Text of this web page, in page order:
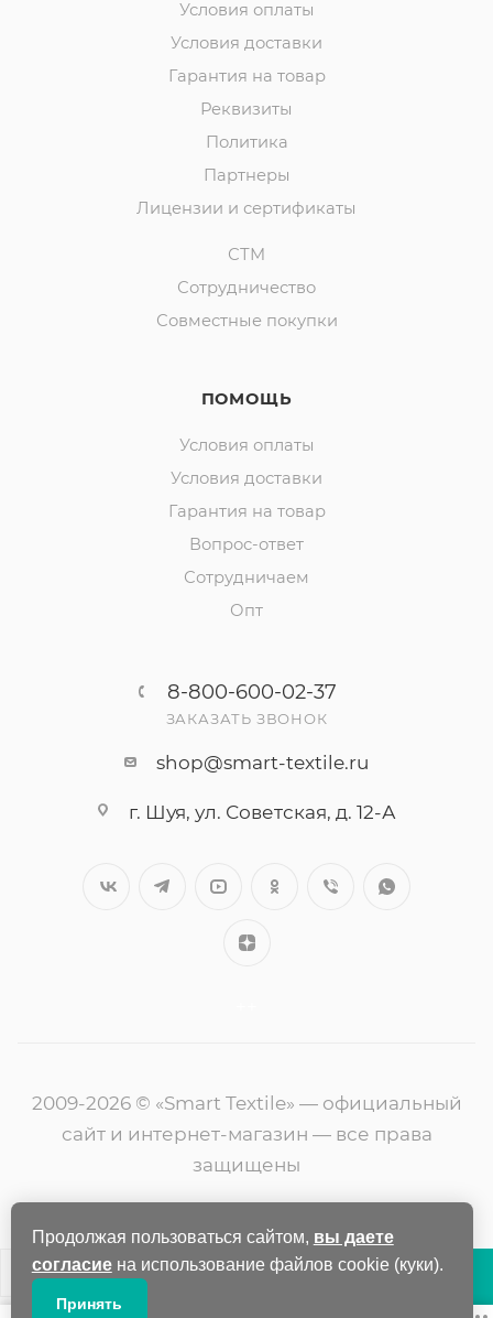
В КОРЗИНУ
Условия оплаты
Условия доставки
Гарантия на товар
Реквизиты
Политика
Партнеры
Лицензии и сертификаты
СТМ
Сотрудничество
Совместные покупки
ПОМОЩЬ
Условия оплаты
Условия доставки
Гарантия на товар
Вопрос-ответ
Сотрудничаем
Опт
8-800-600-02-37
ЗАКАЗАТЬ ЗВОНОК
shop@smart-textile.ru
г. Шуя, ул. Советская, д. 12-А
2009-2026 © «Smart Textile» — официальный
сайт и интернет-магазин — все права
защищены
Продолжая пользоваться сайтом, вы даете
согласиена использование файлов cookie (куки).
Принять